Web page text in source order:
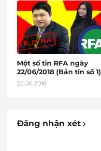
Một số tin RFA ngày
22/06/2018 (Bản tin số 1)
22.06.2018
Đăng nhận xét